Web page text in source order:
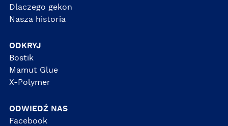
Dlaczego gekon
Nasza historia
ODKRYJ
Bostik
Mamut Glue
X-Polymer
ODWIEDŹ NAS
Facebook